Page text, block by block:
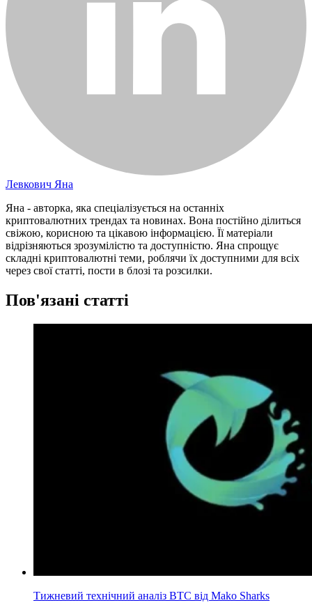
Левкович Яна
Яна - авторка, яка спеціалізується на останніх
криптовалютних трендах та новинах. Вона постійно ділиться
свіжою, корисною та цікавою інформацією. Її матеріали
відрізняються зрозумілістю та доступністю. Яна спрощує
складні криптовалютні теми, роблячи їх доступними для всіх
через свої статті, пости в блозі та розсилки.
Пов'язані статті
Тижневий технічний аналіз BTC від Mako Sharks